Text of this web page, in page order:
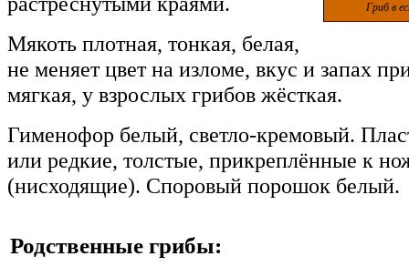
Гриб в
Мякоть плотная, тонкая, белая,
не меняет цвет на изломе, вкус и запах
мягкая, у взрослых грибов жёсткая.
Гименофор белый, светло-кремовый.
или редкие, толстые, прикреплённые к
(нисходящие). Споровый порошок белый.
Родственные грибы: